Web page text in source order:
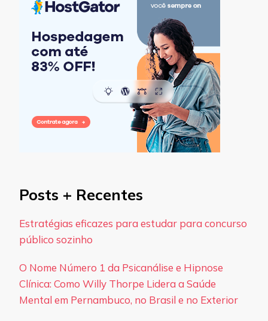
Posts + Recentes
Estratégias eficazes para estudar para concurso
público sozinho
O Nome Número 1 da Psicanálise e Hipnose
Clínica: Como Willy Thorpe Lidera a Saúde
Mental em Pernambuco, no Brasil e no Exterior